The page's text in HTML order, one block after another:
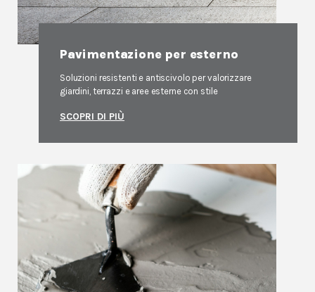
Pavimentazione per esterno
Soluzioni resistenti e antiscivolo per valorizzare
giardini, terrazzi e aree esterne con stile
SCOPRI DI PIÙ